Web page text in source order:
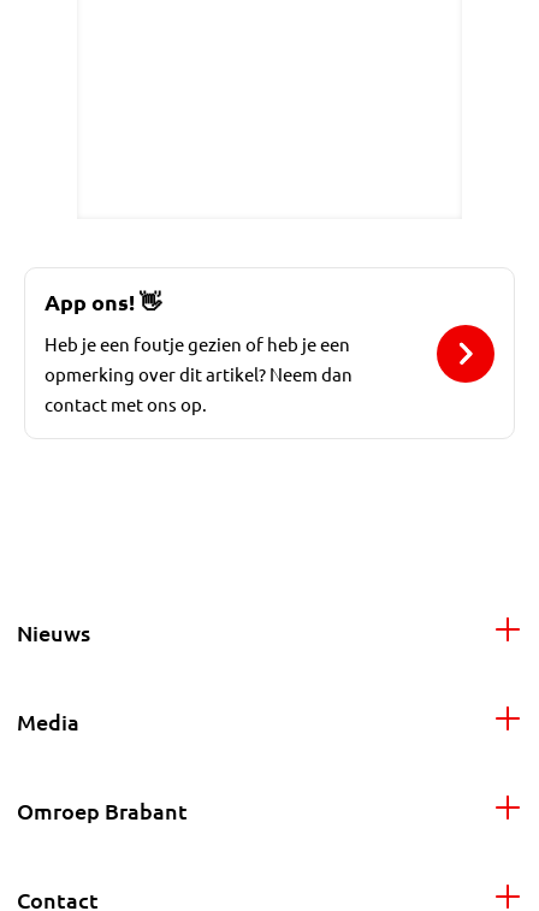
App ons!👋
Heb je een foutje gezien of heb je een
opmerking over dit artikel? Neem dan
contact met ons op.
Nieuws
Media
Omroep Brabant
Contact